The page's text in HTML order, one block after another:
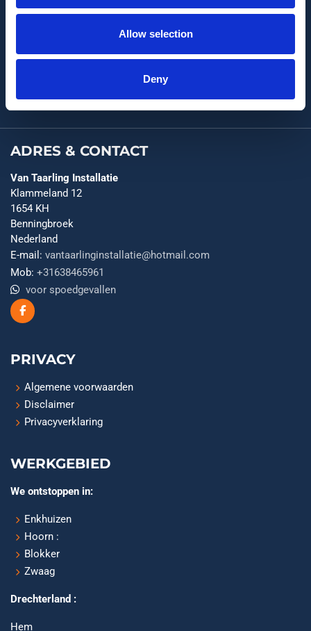
Allow selection
Deny
1654 KH Benningbroek
ADRES & CONTACT
Van Taarling Installatie
Klammeland 12
1654 KH
Benningbroek
Nederland
E-mail: vantaarlinginstallatie@hotmail.com
Mob: +31638465961
voor spoedgevallen
PRIVACY
Algemene voorwaarden
Disclaimer
Privacyverklaring
WERKGEBIED
We ontstoppen in:
Enkhuizen
Hoorn :
Blokker
Zwaag
Drechterland :
Hem